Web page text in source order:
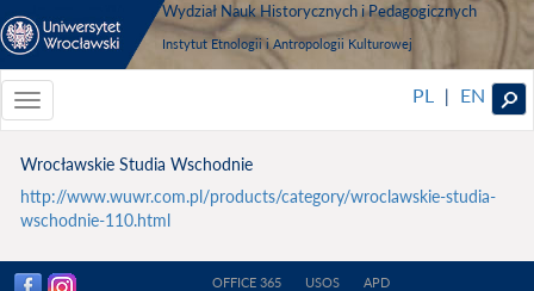
Wydział Nauk Historycznych i Pedagogicznych
Instytut Etnologii i Antropologii Kulturowej
Toggle
navigationToggle
PL | EN
Wrocławskie Studia Wschodnie
http://www.wuwr.com.pl/products/category/wroclawskie-studia-
wschodnie-110.html
OFFICE 365 USOS APD